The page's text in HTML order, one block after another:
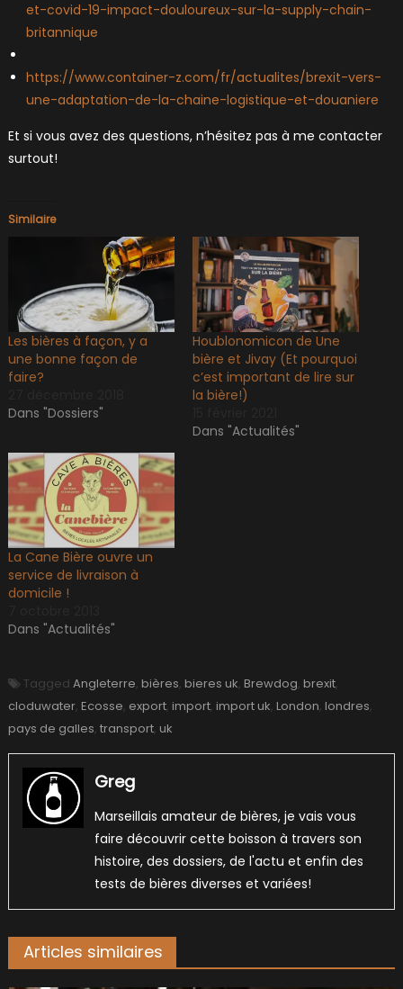
et-covid-19-impact-douloureux-sur-la-supply-chain-
britannique
https://www.container-z.com/fr/actualites/brexit-vers-
une-adaptation-de-la-chaine-logistique-et-douaniere
Et si vous avez des questions, n’hésitez pas à me contacter
surtout!
Similaire
Les bières à façon, y a
une bonne façon de
faire?
Dans "Dossiers"
Houblonomicon de Une
bière et Jivay (Et pourquoi
c’est important de lire sur
la bière!)
Dans "Actualités"
La Cane Bière ouvre un
service de livraison à
domicile !
Dans "Actualités"
Tagged Angleterre, bières, bieres uk, Brewdog, brexit,
cloduwater, Ecosse, export, import, import uk, London, londres,
pays de galles, transport, uk
Greg
Marseillais amateur de bières, je vais vous
faire découvrir cette boisson à travers son
histoire, des dossiers, de l'actu et enfin des
tests de bières diverses et variées!
Articles similaires